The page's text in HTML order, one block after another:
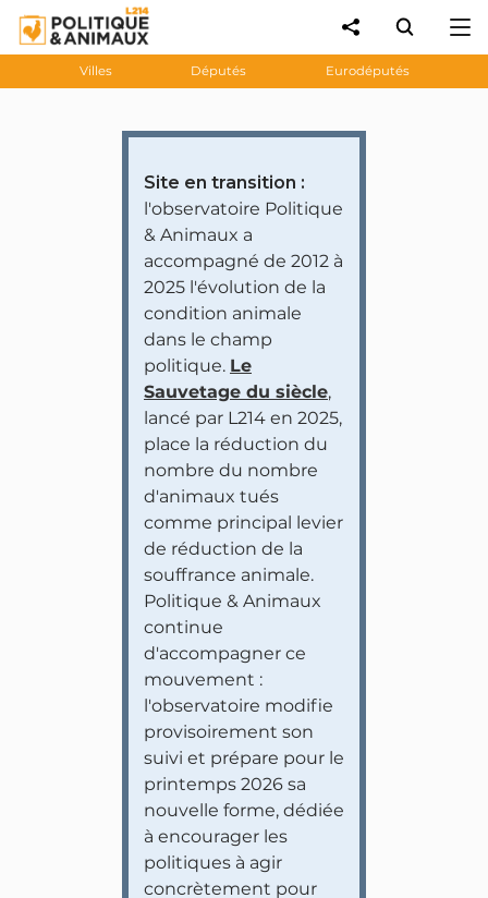
Villes Députés Eurodéputés
Site en transition :
l'observatoire Politique
& Animaux a
accompagné de 2012 à
2025 l'évolution de la
condition animale
dans le champ
politique. Le
Sauvetage du siècle,
lancé par L214 en 2025,
place la réduction du
nombre du nombre
d'animaux tués
comme principal levier
de réduction de la
souffrance animale.
Politique & Animaux
continue
d'accompagner ce
mouvement :
l'observatoire modifie
provisoirement son
suivi et prépare pour le
printemps 2026 sa
nouvelle forme, dédiée
à encourager les
politiques à agir
concrètement pour